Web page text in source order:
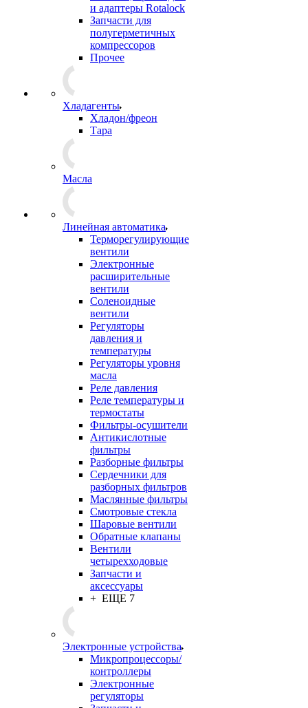
и адаптеры Rotalock
Запчасти для
полугерметичных
компрессоров
Прочее
Хладагенты
Хладон/фреон
Тара
Масла
Линейная автоматика
Терморегулирующие
вентили
Электронные
расширительные
вентили
Соленоидные
вентили
Регуляторы
давления и
температуры
Регуляторы уровня
масла
Реле давления
Реле температуры и
термостаты
Фильтры-осушители
Антикислотные
фильтры
Разборные фильтры
Сердечники для
разборных фильтров
Маслянные фильтры
Смотровые стекла
Шаровые вентили
Обратные клапаны
Вентили
четырехходовые
Запчасти и
аксессуары
+ ЕЩЕ 7
Электронные устройства
Микропроцессоры/
контроллеры
Электронные
регуляторы